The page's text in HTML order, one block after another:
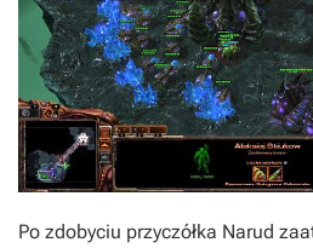
Po zdobyciu przyczółka Narud